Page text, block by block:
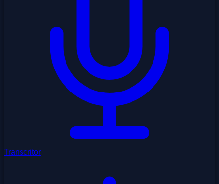
Transcritor